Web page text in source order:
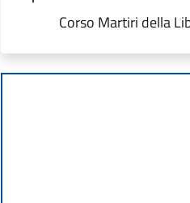
Corso Martiri della